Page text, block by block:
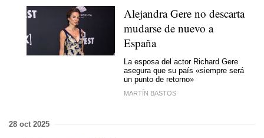
Alejandra Gere no descarta
mudarse de nuevo a
España
La esposa del actor Richard Gere
asegura que su país «siempre será
un punto de retorno»
MARTÍN BASTOS
28 oct 2025